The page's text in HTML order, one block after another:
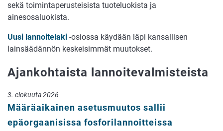
sekä toimintaperusteisista tuoteluokista ja
ainesosaluokista.
Uusi lannoitelaki -osiossa käydään läpi kansallisen
lainsäädännön keskeisimmät muutokset.
Ajankohtaista lannoitevalmisteista
3. elokuuta 2026
Määräaikainen asetusmuutos sallii
epäorgaanisissa fosforilannoitteissa